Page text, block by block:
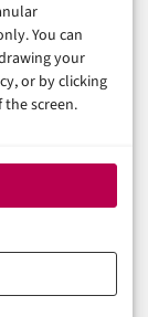
You can
your
or by clicking
screen.